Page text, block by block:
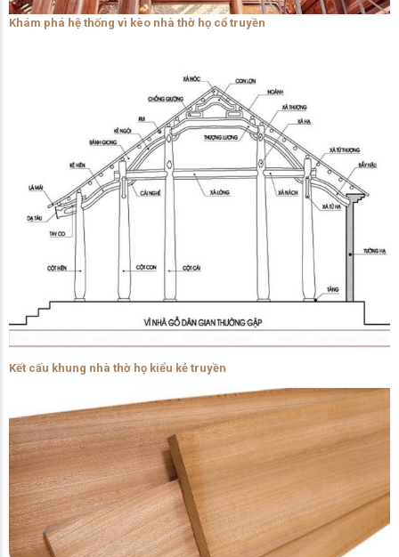
Khám phá hệ thống vì kèo nhà thờ họ cổ truyền
Kết cấu khung nhà thờ họ kiểu kẻ truyền